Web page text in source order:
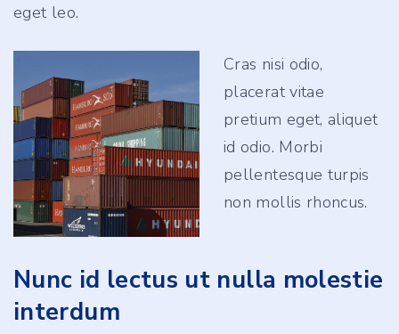
eget leo.
Cras nisi odio,
placerat vitae
pretium eget, aliquet
id odio. Morbi
pellentesque turpis
non mollis rhoncus.
Nunc id lectus ut nulla molestie
interdum